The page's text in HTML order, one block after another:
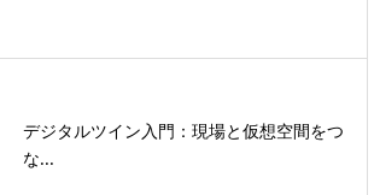
デジタルツイン入門：現場と仮想空間をつ
な...